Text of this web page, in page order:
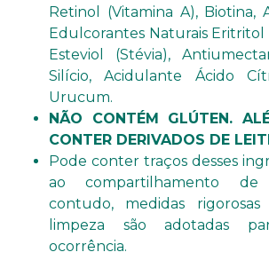
Retinol (Vitamina A), Biotina,
Edulcorantes Naturais Eritritol
Esteviol (Stévia),
Silício, Acidulante Ácido
Urucum.
NÃO CONTÉM GLÚTEN.
CONTER DERIVADOS DE
Pode conter traços desses
ao compartilhamento de
contudo, medidas
limpeza são adotadas
ocorrência.